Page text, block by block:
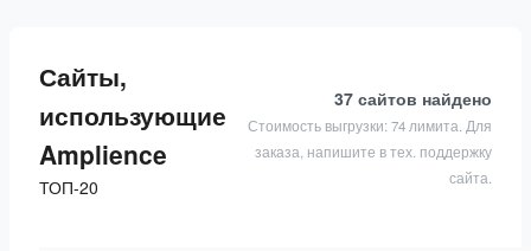
Сайты,
использующие
Amplience
ТОП-20
37 сайтов найдено
Стоимость выгрузки: 74 лимита. Для
заказа, напишите в тех. поддержку
сайта.